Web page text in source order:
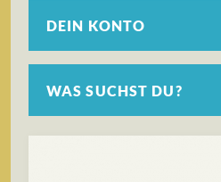
DEIN KONTO
WAS SUCHST DU?